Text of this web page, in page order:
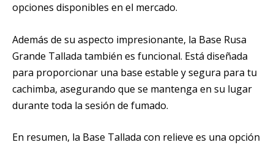
opciones disponibles en el mercado.
Además de su aspecto impresionante, la Base Rusa
Grande Tallada también es funcional. Está diseñada
para proporcionar una base estable y segura para tu
cachimba, asegurando que se mantenga en su lugar
durante toda la sesión de fumado.
En resumen, la Base Tallada con relieve es una opción